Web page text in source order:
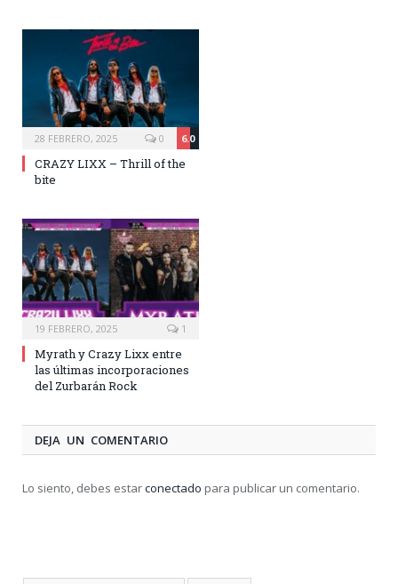
28 FEBRERO, 2025 6.0
0
CRAZY LIXX – Thrill of the
bite
19 FEBRERO, 2025 1
Myrath y Crazy Lixx entre
las últimas incorporaciones
del Zurbarán Rock
DEJA UN COMENTARIO
Lo siento, debes estarconectado para publicar un comentario.